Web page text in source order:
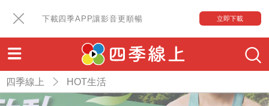
下載四季APP讓影音更順暢 立即下載
四季線上 HOT生活